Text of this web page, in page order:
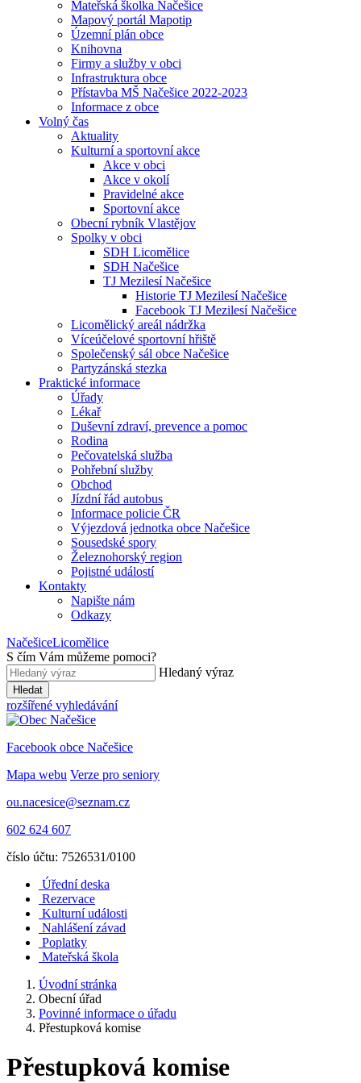
Mateřská školka Načešice
Mapový portál Mapotip
Územní plán obce
Knihovna
Firmy a služby v obci
Infrastruktura obce
Přístavba MŠ Načešice 2022-2023
Informace z obce
Volný čas
Aktuality
Kulturní a sportovní akce
Akce v obci
Akce v okolí
Pravidelné akce
Sportovní akce
Obecní rybník Vlastějov
Spolky v obci
SDH Licomělice
SDH Načešice
TJ Mezilesí Načešice
Historie TJ Mezilesí Načešice
Facebook TJ Mezilesí Načešice
Licomělický areál nádržka
Víceúčelové sportovní hřiště
Společenský sál obce Načešice
Partyzánská stezka
Praktické informace
Úřady
Lékař
Duševní zdraví, prevence a pomoc
Rodina
Pečovatelská služba
Pohřební služby
Obchod
Jízdní řád autobus
Informace policie ČR
Výjezdová jednotka obce Načešice
Sousedské spory
Železnohorský region
Pojistné událostí
Kontakty
Napište nám
Odkazy
NačešiceLicomělice
S čím Vám můžeme pomoci?
Hledaný výraz
Hledat
rozšířené vyhledávání
Facebook obce Načešice
Mapa webu Verze pro seniory
ou.nacesice@seznam.cz
602 624 607
číslo účtu: 7526531/0100
Úřední deska
Rezervace
Kulturní události
Nahlášení závad
Poplatky
Mateřská škola
Úvodní stránka
Obecní úřad
Povinné informace o úřadu
Přestupková komise
Přestupková komise